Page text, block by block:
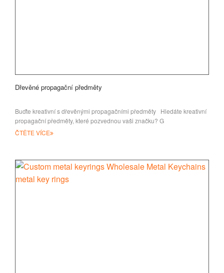
Dřevěné propagační předměty
Buďte kreativní s dřevěnými propagačními předměty Hledáte kreativní
propagační předměty, které pozvednou vaši značku? G
ČTĚTE VÍCE